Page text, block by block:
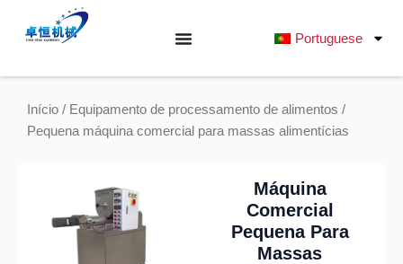
conteúdo
Portuguese
Início / Equipamento de processamento de alimentos /
Pequena máquina comercial para massas alimentícias
Máquina
Comercial
Pequena Para
Massas